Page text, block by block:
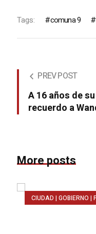
Tags: comuna 9
PREV POST
A 16 años de
recuerdo a
More posts
CIUDAD | GOBIERNO |